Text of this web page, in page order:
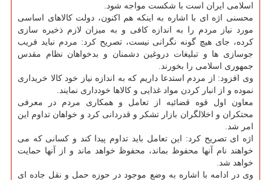
اسلامی ایران است با شكست مواجه شود.
محسنی اژه ای با اشاره به اینكه هم اكنون، دولت كالاهای اساسی
مورد نیاز مردم را به اندازه كافی و به میزان لازم ذخیره سازی
كرده، جای هیچ گونه نگرانی نیست، تصریح كرد: مردم نباید فریب
جوسازی ها و تبلیغات دروغین دشمنان و بدخواهان نظام مقدس
جمهوری اسلامی را بخورند.
وی افزود: از مردم استدعا داریم كه به اندازه نیاز خود كالا خریداری
نموده و از انبار كردن مواد غذایی و كالاها خودداری نمایند.
معاون اول قوه قضائیه از تعامل و همكاری مردم در معرفی
محتكران و اخلالگران بازار تشكر و قدردانی كرد و خواهان تداوم این
امر شد.
اژه ای تصریح كرد: این تعامل باید تداوم پیدا كند و كسانی كه می
خواهند نام آنها محفوظ بماند، محفوظ خواهد ماند و از آنها حمایت
خواهد شد.
وی در ادامه با اشاره به وضع موجود در حوزه حمل و نقل جاده ای